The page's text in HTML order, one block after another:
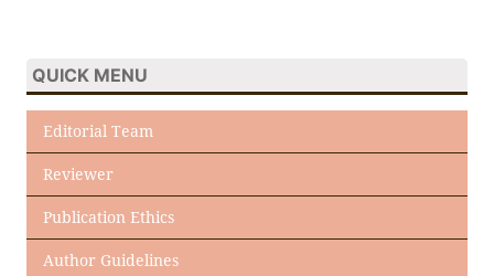
QUICK MENU
Editorial Team
Reviewer
Publication Ethics
Author Guidelines